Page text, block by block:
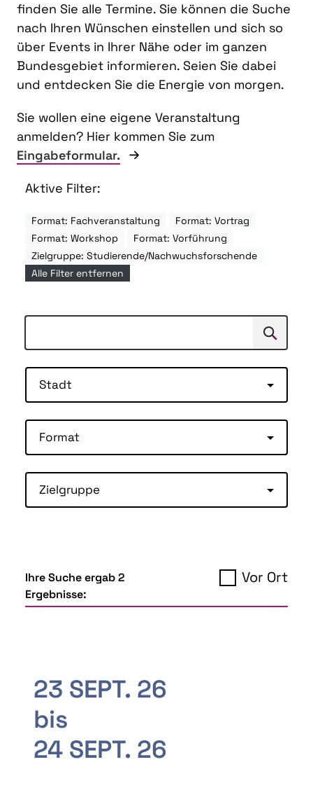
finden Sie alle Termine. Sie können die Suche
nach Ihren Wünschen einstellen und sich so
über Events in Ihrer Nähe oder im ganzen
Bundesgebiet informieren. Seien Sie dabei
und entdecken Sie die Energie von morgen.
Sie wollen eine eigene Veranstaltung
anmelden? Hier kommen Sie zum
Eingabeformular.
Aktive Filter:
Format: Fachveranstaltung
Format: Vortrag
Format: Workshop
Format: Vorführung
Zielgruppe: Studierende/Nachwuchsforschende
Alle Filter entfernen
Suchen
Stadt
Format
Zielgruppe
Ihre Suche ergab 2
Ergebnisse:
Vor Ort
23 SEPT. 26
bis
24 SEPT. 26